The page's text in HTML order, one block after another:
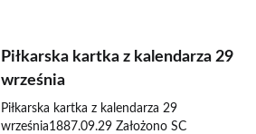
Piłkarska kartka z kalendarza 29
września
Piłkarska kartka z kalendarza 29
września1887.09.29 Założono SC